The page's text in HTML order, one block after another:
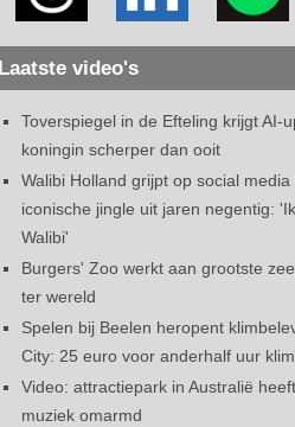
Laatste video's
Toverspiegel in de Efteling krijgt AI-
koningin scherper dan ooit
Walibi Holland grijpt op social
iconische jingle uit jaren negentig:
Walibi'
Burgers' Zoo werkt aan grootste
ter wereld
Spelen bij Beelen heropent
City: 25 euro voor anderhalf uur
Video: attractiepark in Australië
muziek omarmd